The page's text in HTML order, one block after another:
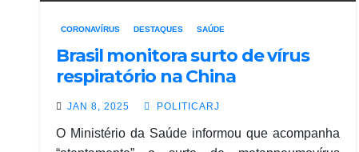
CORONAVÍRUS DESTAQUES SAÚDE
Brasil monitora surto de vírus
respiratório na China
JAN 8, 2025 POLITICARJ
O Ministério da Saúde informou que acompanha